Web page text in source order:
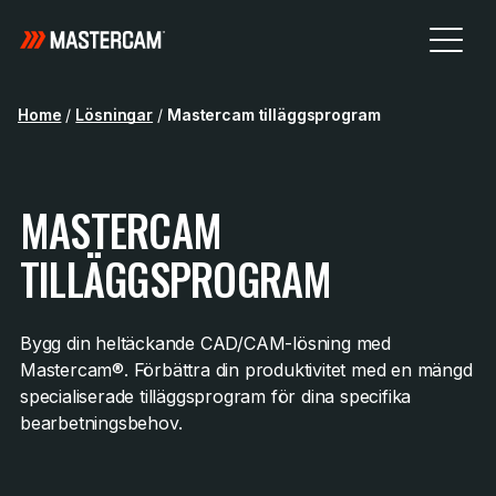
Home / Lösningar / Mastercam tilläggsprogram
MASTERCAM
TILLÄGGSPROGRAM
Bygg din heltäckande CAD/CAM-lösning med
Mastercam®. Förbättra din produktivitet med en mängd
specialiserade tilläggsprogram för dina specifika
bearbetningsbehov.